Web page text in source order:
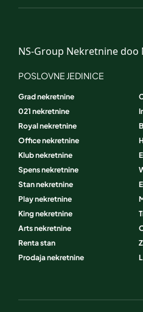
NS-Group Nekretnine doo
POSLOVNE JEDINICE
Grad nekretnine
021 nekretnine
Royal nekretnine
Office nekretnine
Klub nekretnine
Spens nekretnine
Stan nekretnine
Play nekretnine
King nekretnine
Arts nekretnine
Renta stan
Prodaja nekretnine